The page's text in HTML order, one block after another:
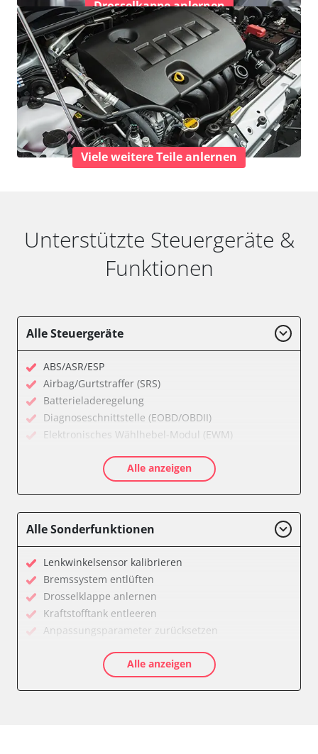
Drosselkappe anlernen
Viele weitere Teile anlernen
Unterstützte Steuergeräte &
Funktionen
Alle Steuergeräte
ABS/ASR/ESP
Airbag/Gurtstraffer (SRS)
Batterieladeregelung
Diagnoseschnittstelle (EOBD/OBDII)
Elektronisches Wählhebel-Modul (EWM)
Getriebesteuerung
Motorsteuerung (EMS)
Soundsystem
Zentralelektronik vorne
Verfügbarkeit abhängig von Modell, Motorisierung, Ausstattung
Alle anzeigen
Alle Sonderfunktionen
Lenkwinkelsensor kalibrieren
Bremssystem entlüften
Drosselklappe anlernen
Kraftstofftank entleeren
Anpassungsparameter zurücksetzen
Lamdasonde anlernen
Scheinwerfereinstellung
Alle anzeigen